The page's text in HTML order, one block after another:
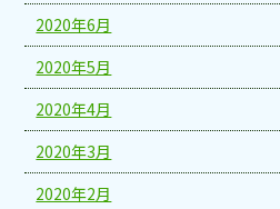
2020年6月
2020年5月
2020年4月
2020年3月
2020年2月